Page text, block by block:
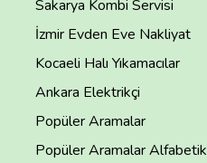
Sakarya Kombi Servisi
İzmir Evden Eve Nakliyat
Kocaeli Halı Yıkamacılar
Ankara Elektrikçi
Popüler Aramalar
Popüler Aramalar Alfabetik